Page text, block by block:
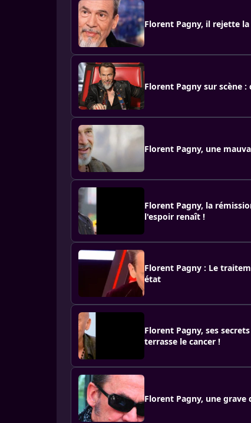
Florent Pagny, il rejette
Florent Pagny sur scène
Florent Pagny, une
Florent Pagny, la
l'espoir renaît !
Florent Pagny : Le
état
Florent Pagny, ses
terrasse le cancer !
Florent Pagny, une